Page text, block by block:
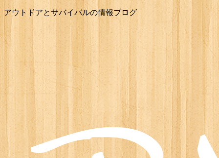
アウトドアとサバイバルの情報ブログ